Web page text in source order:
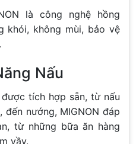
là công nghệ hồng
khói, không mùi, bảo vệ
Nấu
tích hợp sẵn, từ nấu
nướng, MIGNON đáp
từ những bữa ăn hàng
vầy.